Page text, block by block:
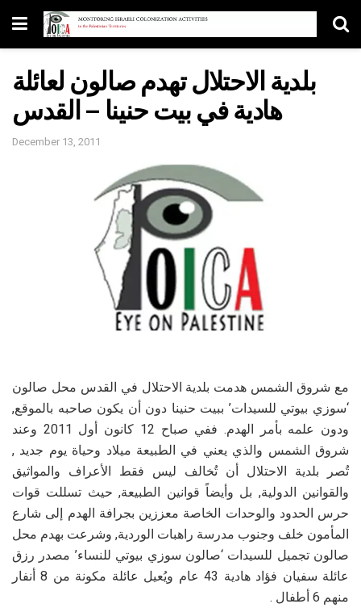
بلدية الاحتلال تهدم صالون لعائلة
هادية في بيت حنينا – القدس
December 13, 2011
مع شروق الشمس هدمت بلدية الاحتلال في القدس محل صالون
‘سوزي بيوتي للسيدات’ ببيت حنينا دون أن يكون صاحبه بالموقع,
ودون علمه بأمر الهدم. ففي صباح 12 كانون أول 2011 وعند
شروق الشمس والذي يعني في الطبيعة ميلاد وحياة يوم جديد ,
تُصر بلدية الاحتلال أن تُخالف ليس فقط الأعراف والمواثيق
والقوانين الدولية, بل وأيضاً قوانين الطبيعة, حيث تسللت قوات
حرس الحدود والوحدات الخاصة معززين بجرافة الهدم إلى شارع
المأمون خلف وجنوب مدرسة راهبات الوردية, وشرعت بهدم محل
صالون تجميل للسيدات ‘صالون سوزي بيوتي للنساء’ مصدر رزق
عائلة سفيان فؤاد هادية 43 عام ويُعيل عائلة مكونة من 8 أنفار
منهم 6 أطفال .